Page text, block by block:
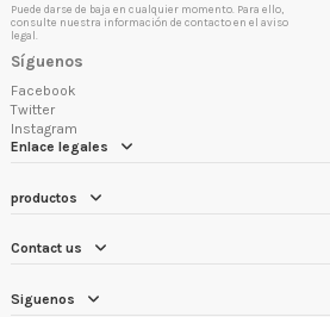
Puede darse de baja en cualquier momento. Para ello,
consulte nuestra información de contacto en el aviso
legal.
Síguenos
Facebook
Twitter
Instagram
Enlace legales
productos
Contact us
Siguenos